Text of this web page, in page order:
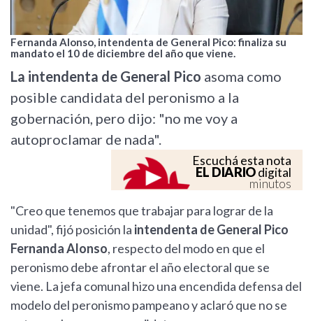
Fernanda Alonso, intendenta de General Pico: finaliza su
mandato el 10 de diciembre del año que viene.
La intendenta de General Pico asoma como
posible candidata del peronismo a la
gobernación, pero dijo: "no me voy a
autoproclamar de nada".
Escuchá esta nota
EL DIARIOdigital
minutos
"Creo que tenemos que trabajar para lograr de la
unidad", fijó posición la intendenta de General Pico
Fernanda Alonso, respecto del modo en que el
peronismo debe afrontar el año electoral que se
viene. La jefa comunal hizo una encendida defensa del
modelo del peronismo pampeano y aclaró que no se